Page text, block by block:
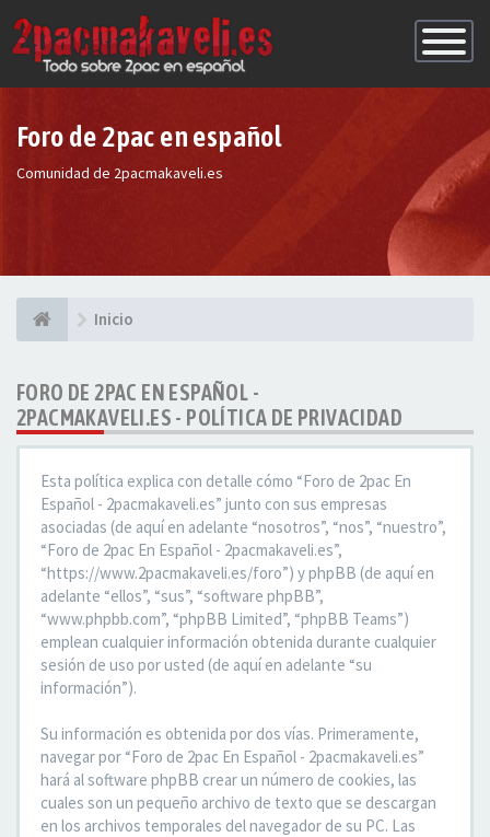
de
Foro de 2pac en español
Comunidad de 2pacmakaveli.es
Inicio
FORO DE 2PAC EN ESPAÑOL -
2PACMAKAVELI.ES - POLÍTICA DE PRIVACIDAD
Esta política explica con detalle cómo “Foro de 2pac En
Español - 2pacmakaveli.es” junto con sus empresas
asociadas (de aquí en adelante “nosotros”, “nos”, “nuestro”,
“Foro de 2pac En Español - 2pacmakaveli.es”,
“https://www.2pacmakaveli.es/foro”) y phpBB (de aquí en
adelante “ellos”, “sus”, “software phpBB”,
“www.phpbb.com”, “phpBB Limited”, “phpBB Teams”)
emplean cualquier información obtenida durante cualquier
sesión de uso por usted (de aquí en adelante “su
información”).
Su información es obtenida por dos vías. Primeramente,
navegar por “Foro de 2pac En Español - 2pacmakaveli.es”
hará al software phpBB crear un número de cookies, las
cuales son un pequeño archivo de texto que se descargan
en los archivos temporales del navegador de su PC. Las